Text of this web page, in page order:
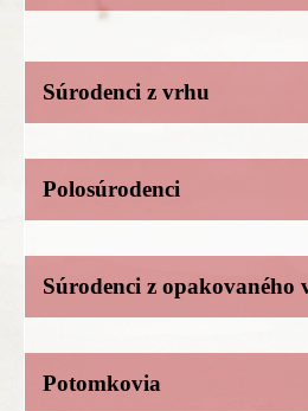
Súrodenci z vrhu
Polosúrodenci
Súrodenci z opakovaného
Potomkovia